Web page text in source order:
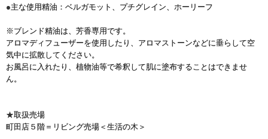
●主な使用精油：ベルガモット、プチグレイン、ホーリーフ
※ブレンド精油は、芳香専用です。
アロマディフューザーを使用したり、アロマストーンなどに垂らして空
気中に拡散してください。
お風呂に入れたり、植物油等で希釈して肌に塗布することはできませ
ん。
★取扱売場
町田店５階＝リビング売場＜生活の木＞